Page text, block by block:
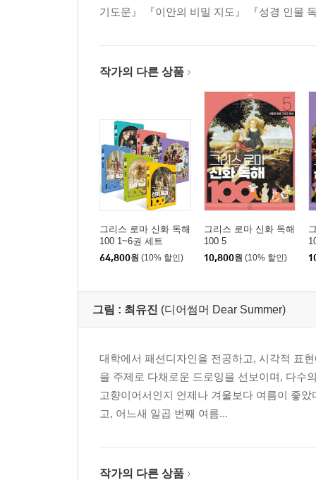
기도문』 『이안의 비밀 지도』 『성경 인물
작가의 다른 상품
그리스 로마 신화 독해
100 1~6권 세트
64,800원 (10% 할인)
그리스 로마 신화 독해
100 5
10,800원 (10% 할인)
그림 : 최유진 (디어썸머 Dear Summer)
대학에서 패션디자인을 전공하고, 시각적 표
을 주제로 다채로운 드로잉을 선보이며, 다수
고향이어서인지 언제나 겨울보다 여름이 좋
고, 어느새 일곱 번째 여름...
작가의 다른 상품